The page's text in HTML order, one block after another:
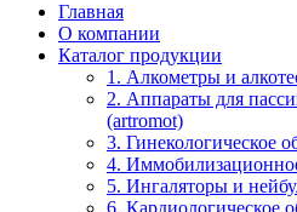
Главная
О компании
Каталог продукции
1. Алкометры и
2. Аппараты для
(artromot)
3. Гинекологическое
4.
5. Ингаляторы и
6. Кардиологическое